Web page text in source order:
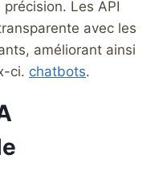
Les API
avec les
améliorant ainsi
ci. chatbots.